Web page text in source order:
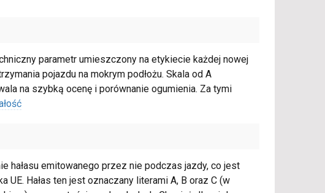
parametr umieszczony na etykiecie każdej nowej
pojazdu na mokrym podłożu. Skala od A
na szybką ocenę i porównanie ogumienia. Za tymi
hałasu emitowanego przez nie podczas jazdy, co jest
Hałas ten jest oznaczany literami A, B oraz C (w